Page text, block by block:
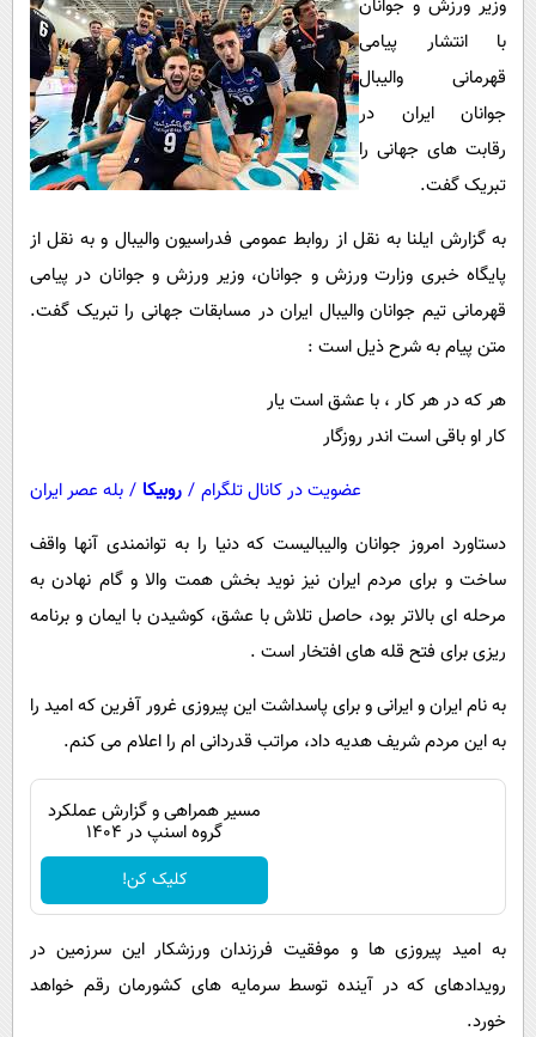
سرگرمی
فناوری
گوناگون
حوادث
محیط زیست
سلامت
فرهنگی
بین الملل
حیات وحش
پیامک
روانشناسی
آشپزی
دانلود
وزیر ورزش و جوانان
با انتشار پیامی
قهرمانی والیبال
جوانان ایران در
رقابت های جهانی را
تبریک گفت.
به گزارش ایلنا به نقل از روابط عمومی فدراسیون والیبال و به نقل از
پایگاه خبری وزارت ورزش و جوانان، وزیر ورزش و جوانان در پیامی
قهرمانی تیم جوانان والیبال ایران در مسابقات جهانی را تبریک گفت.
متن پیام به شرح ذیل است :
هر که در هر کار ، با عشق است یار
کار او باقی است اندر روزگار
عضویت در کانال تلگرام / روبیکا / بله عصر ایران
دستاورد امروز جوانان والیبالیست که دنیا را به توانمندی آنها واقف
ساخت و برای مردم ایران نیز نوید بخش همت والا و گام نهادن به
مرحله ای بالاتر بود، حاصل تلاش با عشق، کوشیدن با ایمان و برنامه
ریزی برای فتح قله های افتخار است .
به نام ایران و ایرانی و برای پاسداشت این پیروزی غرور آفرین که امید را
به این مردم شریف هدیه داد، مراتب قدردانی ام را اعلام می کنم.
مسیر همراهی و گزارش عملکرد
گروه اسنپ در ۱۴۰۴
کلیک کن!
به امید پیروزی ها و موفقیت فرزندان ورزشکار این سرزمین در
رویدادهای که در آینده توسط سرمایه های کشورمان رقم خواهد
خورد.